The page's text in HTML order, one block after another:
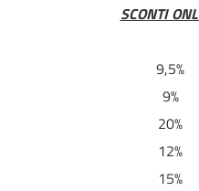
SCONTI
9,5%
9%
20%
12%
15%